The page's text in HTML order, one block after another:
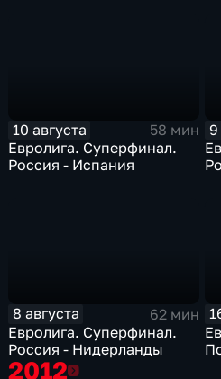
10 августа
58 мин
Евролига. Суперфинал.
Россия - Испания
9
8 августа
62 мин
Евролига. Суперфинал.
Россия - Нидерланды
20122012